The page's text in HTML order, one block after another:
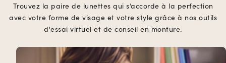
Trouvez la paire de lunettes qui s’accorde à la perfection
avec votre forme de visage et votre style grâce à nos outils
d'essai virtuel et de conseil en monture.